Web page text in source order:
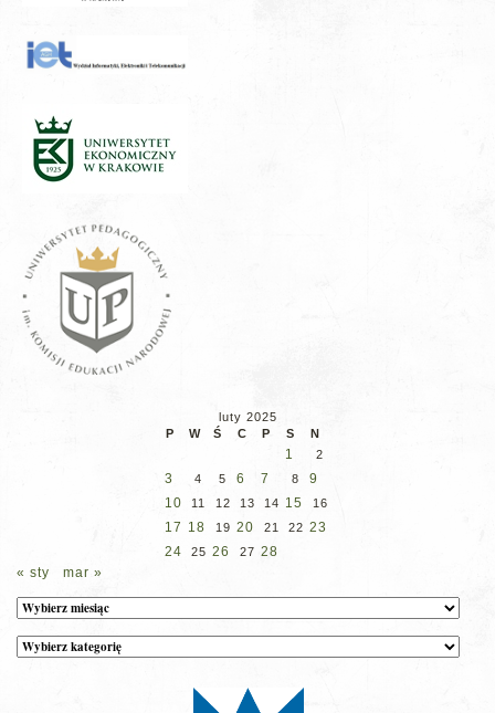
luty 2025
P
W Ś C P S N
1 2
3 4 5 6 7 8
9
10
11 12 13 14 15 16
17 18 19 20 21 22 23
24
25 26 27 28
« sty
mar »
Archiwum
Kategorie
wpisów